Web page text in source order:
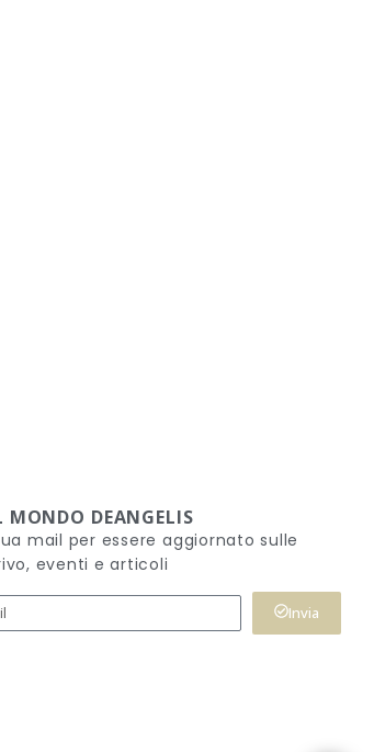
MONDO DEANGELIS
mail per essere aggiornato sulle
eventi e articoli
Invia